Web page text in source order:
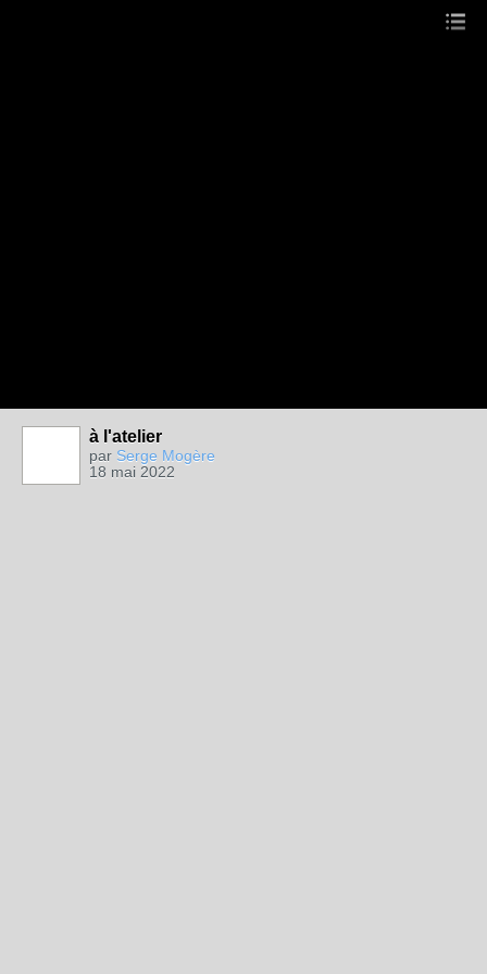
à l'atelier
par Serge Mogère
18 mai 2022